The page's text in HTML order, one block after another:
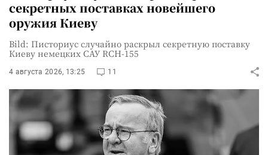
секретных поставках новейшего
оружия Киеву
Bild: Писториус случайно раскрыл секретную поставку
Киеву немецких САУ RCH-155
4 августа 2026, 13:25 11